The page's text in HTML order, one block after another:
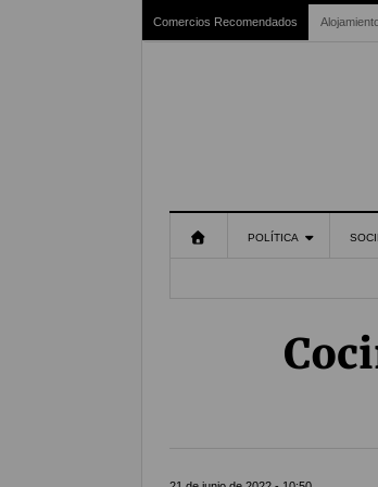
Comercios Recomendados
POLÍTICA